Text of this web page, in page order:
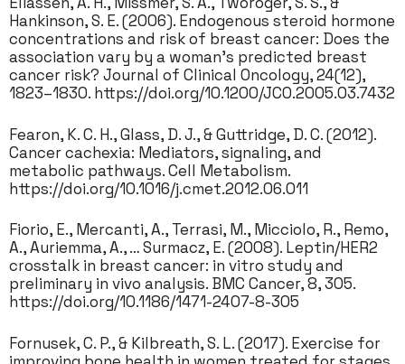
Hankinson, S. E. (2006). Endogenous steroid hormone
concentrations and risk of breast cancer: Does the
association vary by a woman’s predicted breast
cancer risk? Journal of Clinical Oncology, 24(12),
1823–1830. https://doi.org/10.1200/JCO.2005.03.7432
Fearon, K. C. H., Glass, D. J., & Guttridge, D. C. (2012).
Cancer cachexia: Mediators, signaling, and
metabolic pathways. Cell Metabolism.
https://doi.org/10.1016/j.cmet.2012.06.011
Fiorio, E., Mercanti, A., Terrasi, M., Micciolo, R., Remo,
A., Auriemma, A., … Surmacz, E. (2008). Leptin/HER2
crosstalk in breast cancer: in vitro study and
preliminary in vivo analysis. BMC Cancer, 8, 305.
https://doi.org/10.1186/1471-2407-8-305
Fornusek, C. P., & Kilbreath, S. L. (2017). Exercise for